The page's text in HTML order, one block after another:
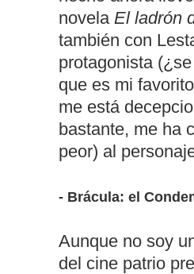
novela El ladrón
también con
protagonista
que es mi
me está
bastante, me ha
peor) al
- Brácula: el
Aunque no soy
del cine patrio